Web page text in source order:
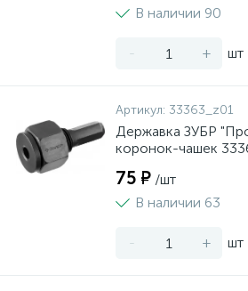
В наличии 90
- + шт
Артикул: 33363_z01
Державка ЗУБР
коронок-чашек
75 ₽ /шт
В наличии 63
- + шт